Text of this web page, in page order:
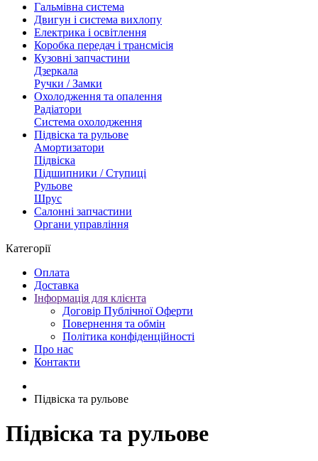
Гальмівна система
Двигун і система вихлопу
Електрика і освітлення
Коробка передач і трансмісія
Кузовні запчастини
Дзеркала
Ручки / Замки
Охолодження та опалення
Радіатори
Система охолодження
Підвіска та рульове
Амортизатори
Підвіска
Підшипники / Ступиці
Рульове
Шрус
Салонні запчастини
Органи управління
Категорії
Оплата
Доставка
Інформація для клієнта
Договір Публічної Оферти
Повернення та обмін
Політика конфіденційності
Про нас
Контакти
Підвіска та рульове
Підвіска та рульове